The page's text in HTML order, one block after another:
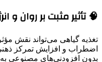
🧠 تأثیر مثبت بر روان و
تغذیه گیاهی می‌تواند نقش
اضطراب و افزایش تمرکز
بدون افزودنی‌های مصنوعی